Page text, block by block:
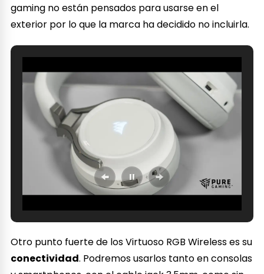
gaming no están pensados para usarse en el
exterior por lo que la marca ha decidido no incluirla.
Otro punto fuerte de los Virtuoso RGB Wireless es su
conectividad. Podremos usarlos tanto en consolas